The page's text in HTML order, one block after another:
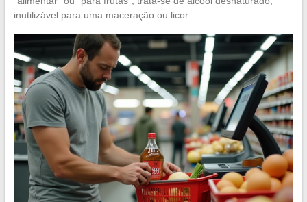
inutilizável para uma maceração ou licor.